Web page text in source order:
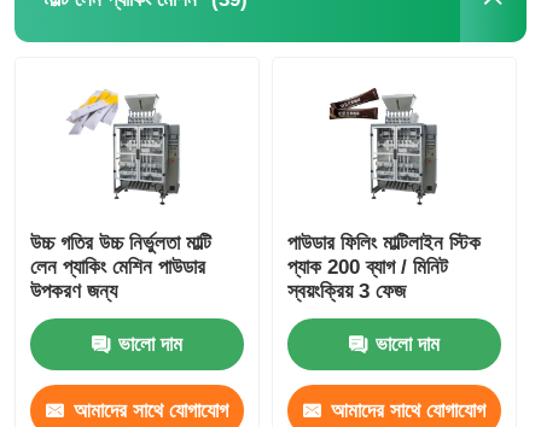
উচ্চ গতির উচ্চ নির্ভুলতা মাল্টি
লেন প্যাকিং মেশিন পাউডার
উপকরণ জন্য
ভালো দাম
আমাদের সাথে যোগাযোগ
পাউডার ফিলিং মাল্টিলাইন স্টিক
প্যাক 200 ব্যাগ / মিনিট
স্বয়ংক্রিয় 3 ফেজ
ভালো দাম
আমাদের সাথে যোগাযোগ